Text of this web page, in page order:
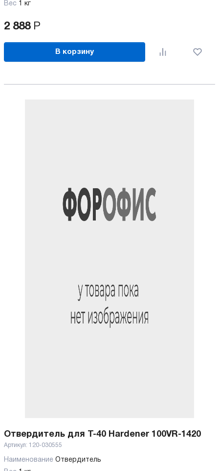
Вес 1 кг
2 888 Р
В корзину
Отвердитель для T-40 Hardener 100VR-1420
Артикул: 120-030555
Наименование Отвердитель